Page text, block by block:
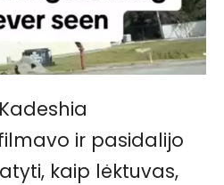
ir pasidalijo
kaip lėktuvas,